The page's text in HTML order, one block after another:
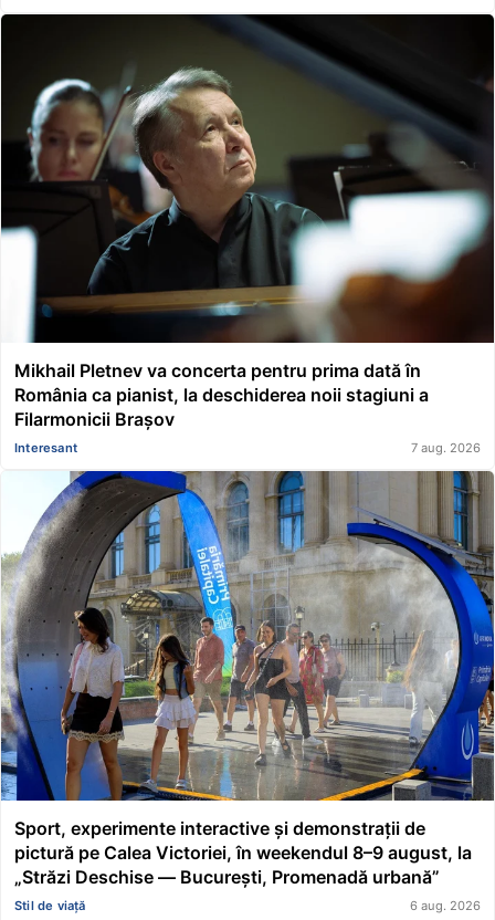
Mikhail Pletnev va concerta pentru prima dată în
România ca pianist, la deschiderea noii stagiuni a
Filarmonicii Brașov
Interesant 7 aug. 2026
Sport, experimente interactive și demonstrații de
pictură pe Calea Victoriei, în weekendul 8–9 august, la
„Străzi Deschise — București, Promenadă urbană”
Stil de viață 6 aug. 2026